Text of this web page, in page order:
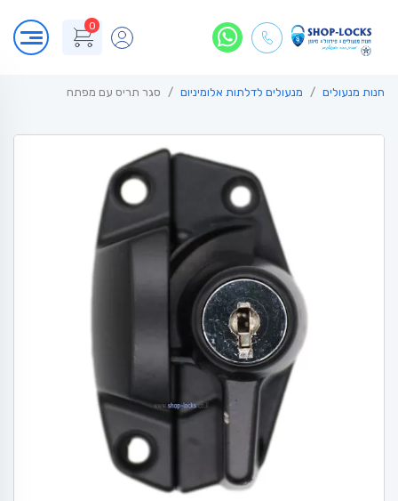
0
חנות מנעולים מנעולים לדלתות אלומיניום סגר תריס עם מפתח